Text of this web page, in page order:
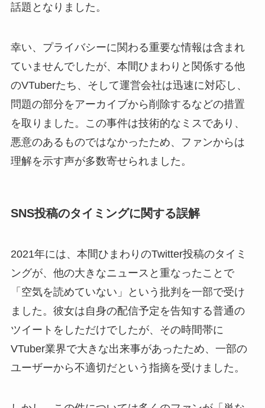
話題となりました。
幸い、プライバシーに関わる重要な情報は含まれ
ていませんでしたが、本間ひまわりと関係する他
のVTuberたち、そして運営会社は迅速に対応し、
問題の部分をアーカイブから削除するなどの措置
を取りました。この事件は技術的なミスであり、
悪意のあるものではなかったため、ファンからは
理解を示す声が多数寄せられました。
SNS投稿のタイミングに関する誤解
2021年には、本間ひまわりのTwitter投稿のタイミ
ングが、他の大きなニュースと重なったことで
「空気を読めていない」という批判を一部で受け
ました。彼女は自身の配信予定を告知する普通の
ツイートをしただけでしたが、その時間帯に
VTuber業界で大きな出来事があったため、一部の
ユーザーから不適切だという指摘を受けました。